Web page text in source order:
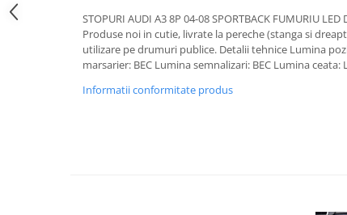
Praguri tuning
Tuning evacuare
Accesorii tobe
STOPURI AUDI A3 8P 04-08 SPORTBACK FUMURIU
Produse noi in cutie, livrate la pereche (stanga si
utilizare pe drumuri publice. Detalii tehnice Lumina
marsarier: BEC Lumina semnalizari: BEC Lumina ceata:
Informatii conformitate produs